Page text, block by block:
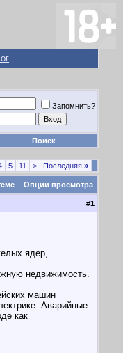
Запомнить?
Поиск
5 11 > Последняя »
Опции просмотра
#1
ядер,
недвижимость.
машин
Аварийные
как